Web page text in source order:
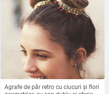
Agrafe de păr retro cu ciucuri și flori